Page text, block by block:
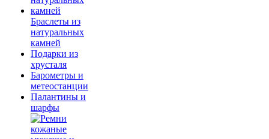
Браслеты из
натуральных
камней
Подарки из
хрусталя
Барометры и
метеостанции
Палантины и
шарфы